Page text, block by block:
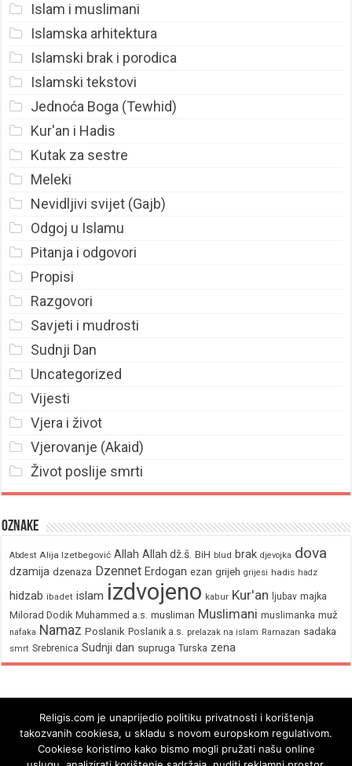
Islam i muslimani
Islamska arhitektura
Islamski brak i porodica
Islamski tekstovi
Jednoća Boga (Tewhid)
Kur'an i Hadis
Kutak za sestre
Meleki
Nevidljivi svijet (Gajb)
Odgoj u Islamu
Pitanja i odgovori
Propisi
Razgovori
Savjeti i mudrosti
Sudnji Dan
Uncategorized
Vijesti
Vjera i život
Vjerovanje (Akaid)
Život poslije smrti
Oznake
Abdest Alija Izetbegović Allah Allah dž.š. BiH blud brak djevojka dova
dzamija dzenaza Dzennet Erdogan ezan grijeh grijesi hadis hadz
hidzab ibadet islam izdvojeno kabur Kur'an ljubav majka
Milorad Dodik Muhammed a.s. musliman Muslimani muslimanka muž
nafaka Namaz Poslanik Poslanik a.s. prelazak na islam Ramazan sadaka
smrt Srebrenica Sudnji dan supruga Turska zena
Religis.com je unaprijedio politiku privatnosti i korištenja
takozvanih cookiesa, u skladu s novom europskom regulativom.
Cookiese koristimo kako bismo mogli pružati našu online